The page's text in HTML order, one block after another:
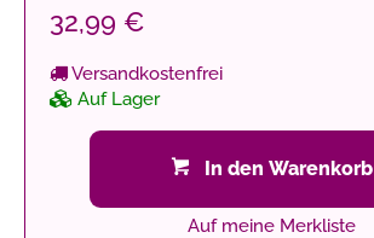
32,99 €
Versandkostenfrei
Auf Lager
In den Warenkorb
Auf meine Merkliste